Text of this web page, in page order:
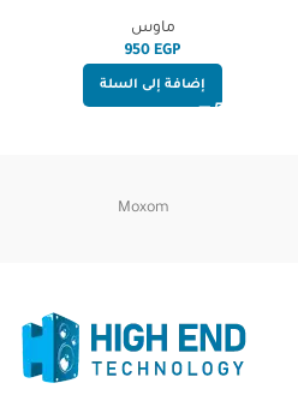
ماوس
EGP
إضافة إلى السلة
Moxom